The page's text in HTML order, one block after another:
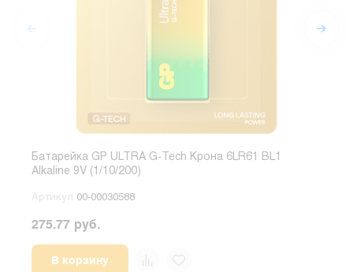
Батарейка GP ULTRA G-Tech Крона 6LR61 BL1
Alkaline 9V (1/10/200)
Артикул 00-00030588
275.77 руб.
В корзину